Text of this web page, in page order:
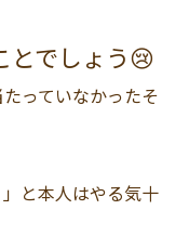
とでしょう😢
っていなかったそ
と本人はやる気十